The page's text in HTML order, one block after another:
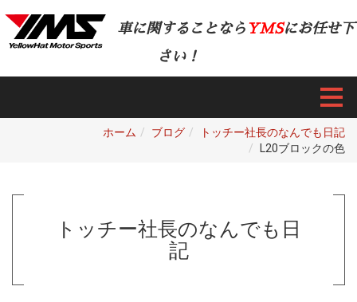
車に関することなら YMSにお任せ下
さい！
ホーム ブログ
トッチー社長のなんでも日記
L20ブロックの色
トッチー社長のなんでも日
記